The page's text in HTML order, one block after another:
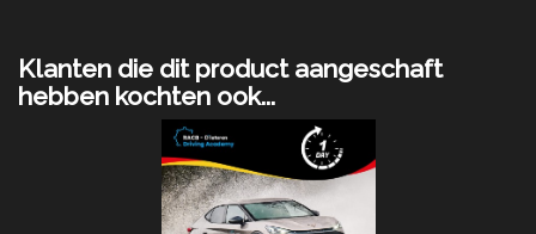
Klanten die dit product aangeschaft
hebben kochten ook...